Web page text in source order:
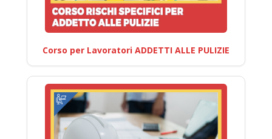
Corso per Lavoratori ADDETTI ALLE PULIZIE